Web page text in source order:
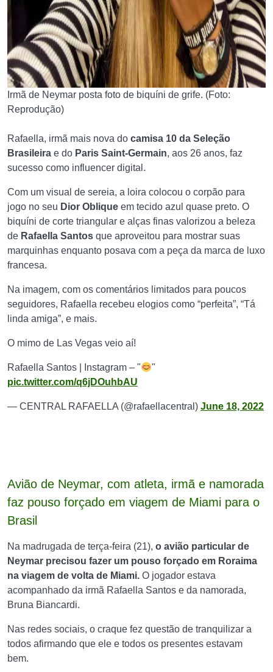
Irmã de Neymar posta foto de biquíni de grife. (Foto:
Reprodução)
Rafaella, irmã mais nova do camisa 10 da Seleção
Brasileira e do Paris Saint-Germain, aos 26 anos, faz
sucesso como influencer digital.
Com um visual de sereia, a loira colocou o corpão para
jogo no seu Dior Oblique em tecido azul quase preto. O
biquíni de corte triangular e alças finas valorizou a beleza
de Rafaella Santos que aproveitou para mostrar suas
marquinhas enquanto posava com a peça da marca de luxo
francesa.
Na imagem, com os comentários limitados para poucos
seguidores, Rafaella recebeu elogios como “perfeita”, “Tá
linda amiga”, e mais.
O mimo de Las Vegas veio aí!
Rafaella Santos | Instagram – "
"
pic.twitter.com/q6jDOuhbAU
— CENTRAL RAFAELLA (@rafaellacentral) June 18, 2022
Avião de Neymar, com atleta, irmã e namorada
faz pouso forçado em viagem de Miami para o
Brasil
Na madrugada de terça-feira (21), o avião particular de
Neymar precisou fazer um pouso forçado em Roraima
na viagem de volta de Miami. O jogador estava
acompanhado da irmã Rafaella Santos e da namorada,
Bruna Biancardi.
Nas redes sociais, o craque fez questão de tranquilizar a
todos afirmando que ele e todos os presentes estavam
bem.